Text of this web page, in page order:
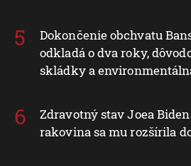
Dokončenie obchvatu
odkladá o dva roky,
skládky a
Zdravotný stav Joea
rakovina sa mu rozšírila